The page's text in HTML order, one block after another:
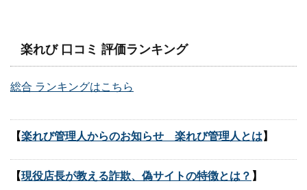
楽れび 口コミ 評価ランキング
総合 ランキングはこちら
【楽れび管理人からのお知らせ 楽れび管理人とは 】
【現役店長が教える詐欺、偽サイトの特徴とは？ 】